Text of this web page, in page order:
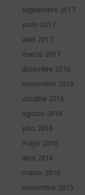
septiembre 2017
junio 2017
abril 2017
marzo 2017
diciembre 2016
noviembre 2016
octubre 2016
agosto 2016
julio 2016
mayo 2016
abril 2016
marzo 2016
noviembre 2015